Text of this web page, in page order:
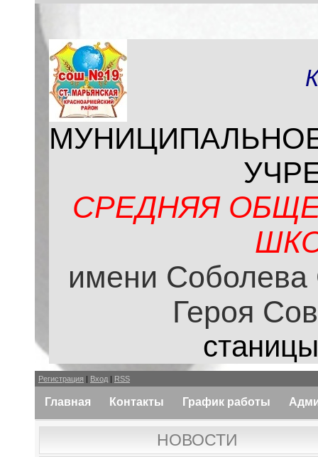
СРЕДНЯЯ
имени Соболева
Героя
Регистрация | Вход | RSS
Главная Контакты График работы
НОВОСТИ